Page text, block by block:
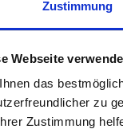
Zustimmung
Webseite
das
zu
Zustimmung
Hot
End für
zu 300°C und
mit ABS und PLA